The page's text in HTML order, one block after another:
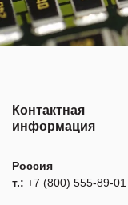
Контактная
информация
Россия
т.: +7 (800) 555-89-01